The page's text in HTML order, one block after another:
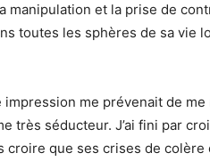
manipulation et la prise de
toutes les sphères de sa vie
impression me prévenait de
très séducteur. J’ai fini par
croire que ses crises de